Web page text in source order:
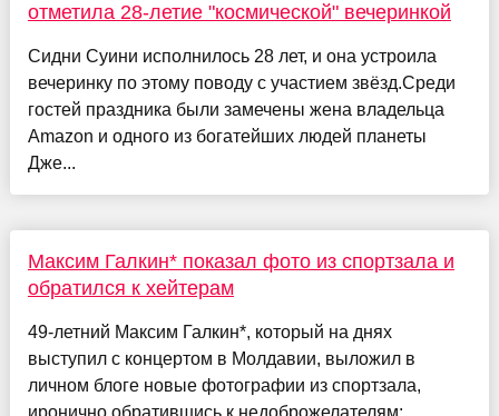
отметила 28-летие "космической" вечеринкой
Сидни Суини исполнилось 28 лет, и она устроила
вечеринку по этому поводу с участием звёзд.Среди
гостей праздника были замечены жена владельца
Amazon и одного из богатейших людей планеты
Дже...
Максим Галкин* показал фото из спортзала и
обратился к хейтерам
49-летний Максим Галкин*, который на днях
выступил с концертом в Молдавии, выложил в
личном блоге новые фотографии из спортзала,